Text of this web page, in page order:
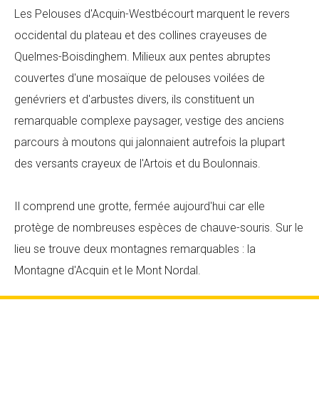
Les Pelouses d'Acquin-Westbécourt marquent le revers
occidental du plateau et des collines crayeuses de
Quelmes-Boisdinghem. Milieux aux pentes abruptes
couvertes d'une mosaïque de pelouses voilées de
genévriers et d'arbustes divers, ils constituent un
remarquable complexe paysager, vestige des anciens
parcours à moutons qui jalonnaient autrefois la plupart
des versants crayeux de l'Artois et du Boulonnais.
Il comprend une grotte, fermée aujourd'hui car elle
protège de nombreuses espèces de chauve-souris. Sur le
lieu se trouve deux montagnes remarquables : la
Montagne d'Acquin et le Mont Nordal.